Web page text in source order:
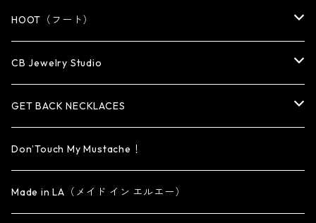
WALLET・CARD CASE
HAT・CAP
OTHER
KEY CHAIN
OTHER ITEM
reMIC
PENDANT
NECKLACE
BRACELET
KEY CHAIN
OTHER
EARRING
PENDANT
NECKLACE
BRACELET
CUFF
RING
PENDANT
CUFF・BANGLE
HOOT（フート）
RING
EARRING
PENDANT
BRACELET
CB Jewelry Studio
RING
EARRING・EAR CUFF
PENDANT
GET BACK NECKLACES
ORIGINAL COLLECTION
SMALL
Don’Touch My Mustache！
Made in LA（メイド イン エルエー）